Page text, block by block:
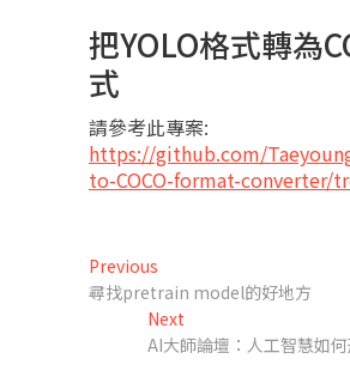
把YOLO格式轉為
式
請參考此專案:
https://github.com/
to-COCO-format-converter/
文
章
Previous
post:
尋找pretrain model的好地方
Next
post:
AI大師論壇：人工智慧如